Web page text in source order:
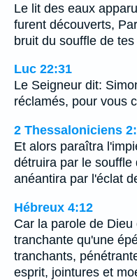
Le lit des eaux
furent découverts,
bruit du souffle de
Luc 22:31
Le Seigneur dit:
réclamés, pour vous
2 Thessaloniciens
Et alors paraîtra
détruira par le souffle
anéantira par l'éclat
Hébreux 4:12
Car la parole de
tranchante qu'une
tranchants,
esprit, jointures et